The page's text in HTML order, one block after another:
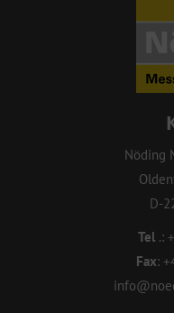
Nöding
D-
Tel .:
Fax: